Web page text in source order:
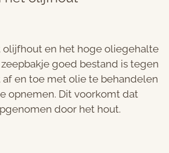
olijfhout en het hoge oliegehalte
goed bestand is tegen
en toe met olie te behandelen
opnemen. Dit voorkomt dat
door het hout.